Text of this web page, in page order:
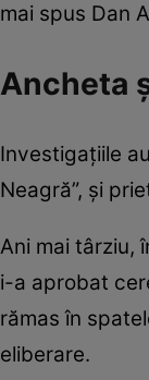
mai spus Dan
Ancheta
Investigațiile
Neagră”, și
Ani mai târziu,
i-a aprobat
rămas în
eliberare.